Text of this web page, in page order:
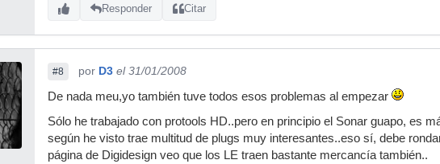
Responder Citar
#8 por D3 el 31/01/2008
De nada meu,yo también tuve todos esos problemas al empezar
Sólo he trabajado con protools HD..pero en principio el Sonar guapo, es
según he visto trae multitud de plugs muy interesantes..eso sí, debe
página de Digidesign veo que los LE traen bastante mercancía también..